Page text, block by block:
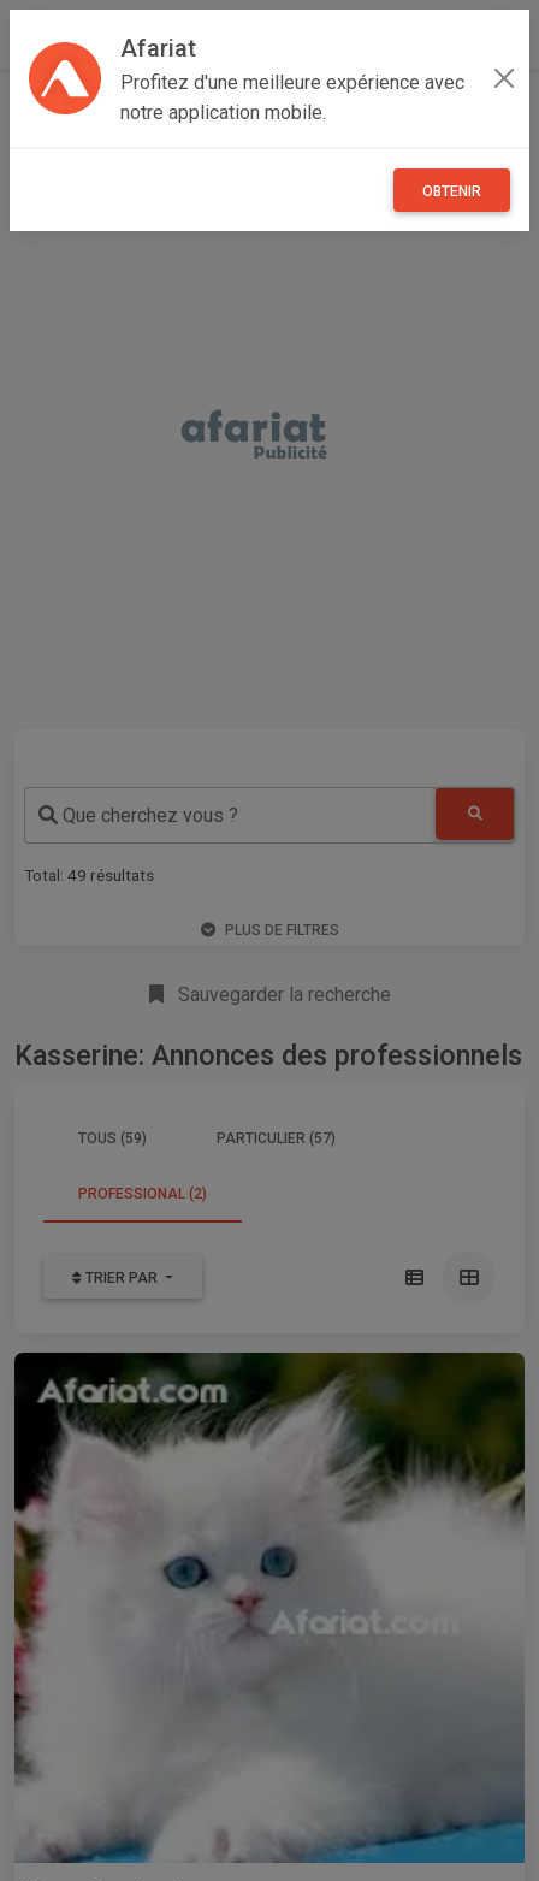
Afariat
Profitez d'une meilleure expérience avec
notre application mobile.
OBTENIR
Accueil Recherche Professionnel
Que cherchez vous ?
Total: 49 résultats
PLUS DE FILTRES
Sauvegarder la recherche
Kasserine: Annonces des professionnels
TOUS (59) PARTICULIER (57)
PROFESSIONAL (2)
TRIER PAR